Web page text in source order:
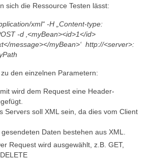
sich die Ressource Testen lässt:
xml“ -H „Content-type:
-d ‚<myBean><id>1</id>
message></myBean>‘ http://<server>:
den einzelnen Parametern:
wird dem Request eine Header-
Servers soll XML sein, da dies vom Client
Daten bestehen aus XML.
Request wird ausgewählt, z.B. GET,